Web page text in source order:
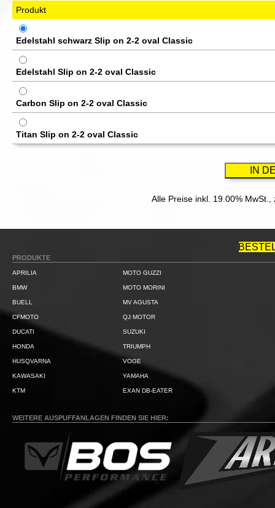
Produkt
Edelstahl schwarz Slip on 2-2 oval Classic
Edelstahl Slip on 2-2 oval Classic
Carbon Slip on 2-2 oval Classic
Titan Slip on 2-2 oval Classic
Alle Preise inkl. 19.00% MwSt.,
PRODUKTE
APRILIA
BMW
BUELL
CFMOTO
DUCATI
HONDA
HUSQVARNA
KAWASAKI
KTM
MOTO GUZZI
MOTO MORINI
MV AGUSTA
QJ MOTOR
SUZUKI
TRIUMPH
VOGE
YAMAHA
EXAN DB-EATER
WEITERE AUSPUFFANLAGEN FINDEN SIE HIER: